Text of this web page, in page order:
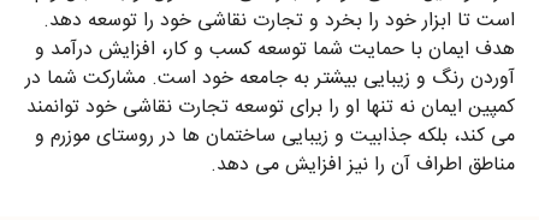
است تا ابزار خود را بخرد و تجارت نقاشی خود را توسعه دهد.
هدف ایمان با حمایت شما توسعه کسب و کار، افزایش درآمد و
آوردن رنگ و زیبایی بیشتر به جامعه خود است. مشارکت شما در
کمپین ایمان نه تنها او را برای توسعه تجارت نقاشی خود توانمند
می کند، بلکه جذابیت و زیبایی ساختمان ها در روستای موزرم و
مناطق اطراف آن را نیز افزایش می دهد.